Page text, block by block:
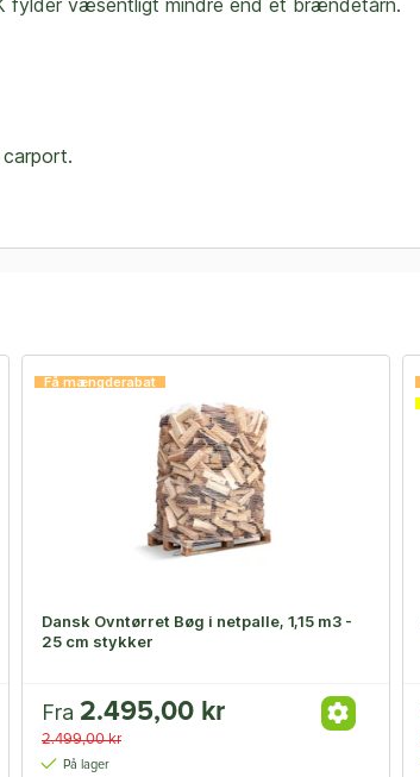
fylder væsentligt mindre end et brændetårn.
Få mængderabat
Dansk Ovntørret Bøg i netpalle, 1,15 m3 -
25 cm stykker
Fra 2.495,00 kr
2.499,00 kr
På lager